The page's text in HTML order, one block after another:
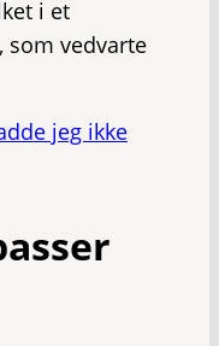
i et
som vedvarte
jeg ikke